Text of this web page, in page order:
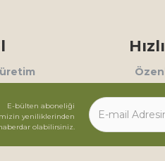
üretim
E-bülten aboneliği
yeniliklerinden
olabilirsiniz.